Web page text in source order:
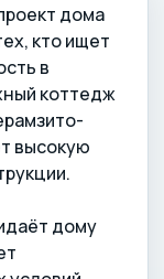
дома
кто ищет
в
коттедж
высокую
дому